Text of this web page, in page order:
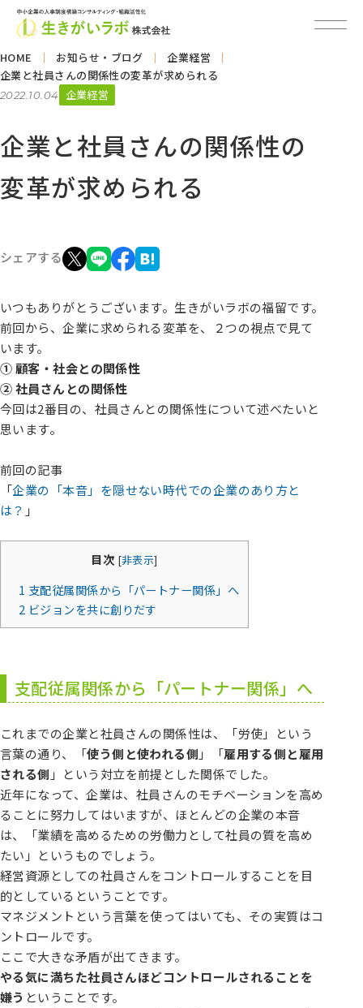
HOME お知らせ・ブログ
企業経営
企業と社員さんの関係性の変革が求められる
2022.10.04 企業経営
企業と社員さんの関係性の
変革が求められる
シェアする
いつもありがとうございます。生きがいラボの福留です。
前回から、企業に求められる変革を、２つの視点で見て
います。
① 顧客・社会との関係性
② 社員さんとの関係性
今回は2番目の、社員さんとの関係性について述べたいと
思います。
前回の記事
「企業の「本音」を隠せない時代での企業のあり方と
は？ 」
目次 [非表示]
1 支配従属関係から「パートナー関係」へ
2 ビジョンを共に創りだす
支配従属関係から「パートナー関係」へ
これまでの企業と社員さんの関係性は、「労使」という
言葉の通り、「使う側と使われる側 」「雇用する側と雇用
される側 」という対立を前提とした関係でした。
近年になって、企業は、社員さんのモチベーションを高め
ることに努力してはいますが、ほとんどの企業の本音
は、「業績を高めるための労働力として社員の質を高め
たい」というものでしょう。
経営資源としての社員さんをコントロールすることを目
的としているということです。
マネジメントという言葉を使ってはいても、その実質はコ
ントロールです。
ここで大きな矛盾が出てきます。
やる気に満ちた社員さんほどコントロールされることを
嫌う ということです。